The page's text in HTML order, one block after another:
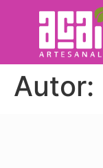
Autor: